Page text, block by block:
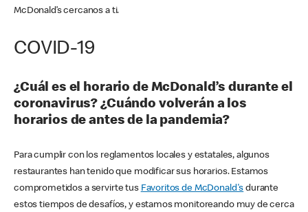
McDonald’s cercanos a ti.
COVID-19
¿Cuál es el horario de McDonald’s durante el
coronavirus? ¿Cuándo volverán a los
horarios de antes de la pandemia?
Para cumplir con los reglamentos locales y estatales, algunos
restaurantes han tenido que modificar sus horarios. Estamos
comprometidos a servirte tus Favoritos de McDonald's durante
estos tiempos de desafíos, y estamos monitoreando muy de cerca